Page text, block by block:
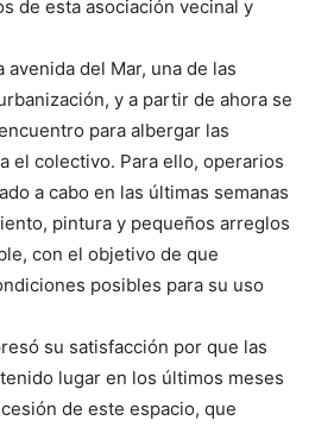
de esta asociación vecinal y
avenida del Mar, una de las
y a partir de ahora se
para albergar las
el colectivo. Para ello, operarios
a cabo en las últimas semanas
pintura y pequeños arreglos
con el objetivo de que
posibles para su uso
su satisfacción por que las
lugar en los últimos meses
de este espacio, que